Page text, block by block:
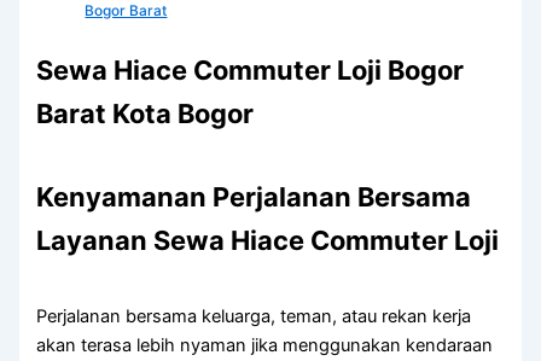
Bogor Barat
Sewa Hiace Commuter Loji Bogor
Barat Kota Bogor
Kenyamanan Perjalanan Bersama
Layanan Sewa Hiace Commuter Loji
Perjalanan bersama keluarga, teman, atau rekan kerja
akan terasa lebih nyaman jika menggunakan kendaraan